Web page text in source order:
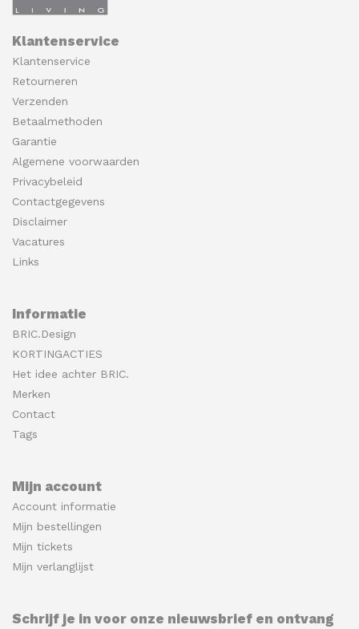
Klantenservice
Klantenservice
Retourneren
Verzenden
Betaalmethoden
Garantie
Algemene voorwaarden
Privacybeleid
Contactgegevens
Disclaimer
Vacatures
Links
Informatie
BRIC.Design
KORTINGACTIES
Het idee achter BRIC.
Merken
Contact
Tags
Mijn account
Account informatie
Mijn bestellingen
Mijn tickets
Mijn verlanglijst
Schrijf je in voor onze nieuwsbrief en ontvang